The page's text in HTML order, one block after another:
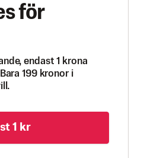
för
endast 1 krona
199 kronor i
1 kr